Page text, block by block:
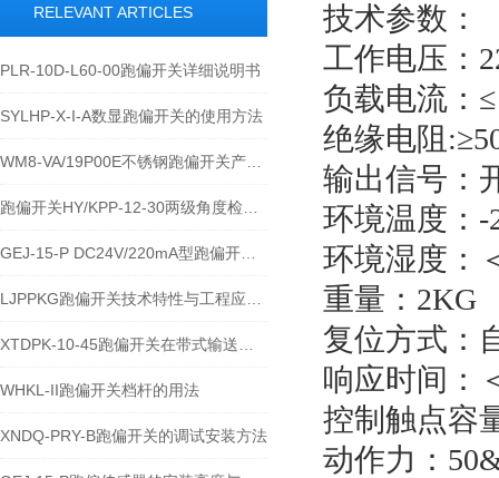
RELEVANT ARTICLES
PLR-10D-L60-00跑偏开关详细说明书
SYLHP-X-I-A数显跑偏开关的使用方法
WHKL-II跑偏开关档杆的用法
XNDQ-PRY-B跑偏开关的调试安装方法
技术参数：
工作电
负载电流：≤
绝缘
输出信号：
环境
环境湿度：
重
复位方式：
响应时间：
控制触
动作力：